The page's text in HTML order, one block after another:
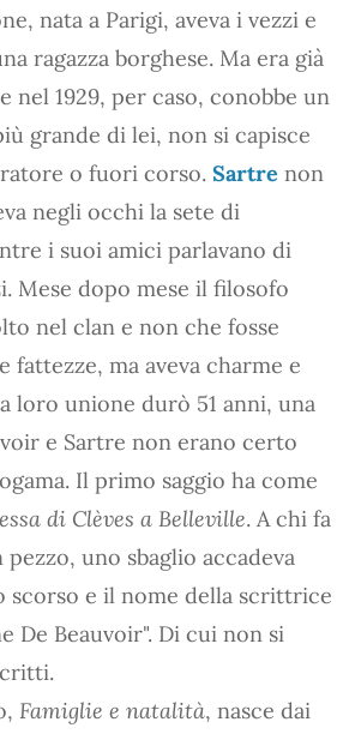
nata a Parigi, aveva i vezzi e
ragazza borghese. Ma era già
nel 1929, per caso, conobbe un
grande di lei, non si capisce
o fuori corso. Sartre non
negli occhi la sete di
i suoi amici parlavano di
Mese dopo mese il filosofo
nel clan e non che fosse
fattezze, ma aveva charme e
loro unione durò 51 anni, una
e Sartre non erano certo
Il primo saggio ha come
di Clèves a Belleville. A chi fa
uno sbaglio accadeva
scorso e il nome della scrittrice
De Beauvoir". Di cui non si
Famiglie e natalità, nasce dai